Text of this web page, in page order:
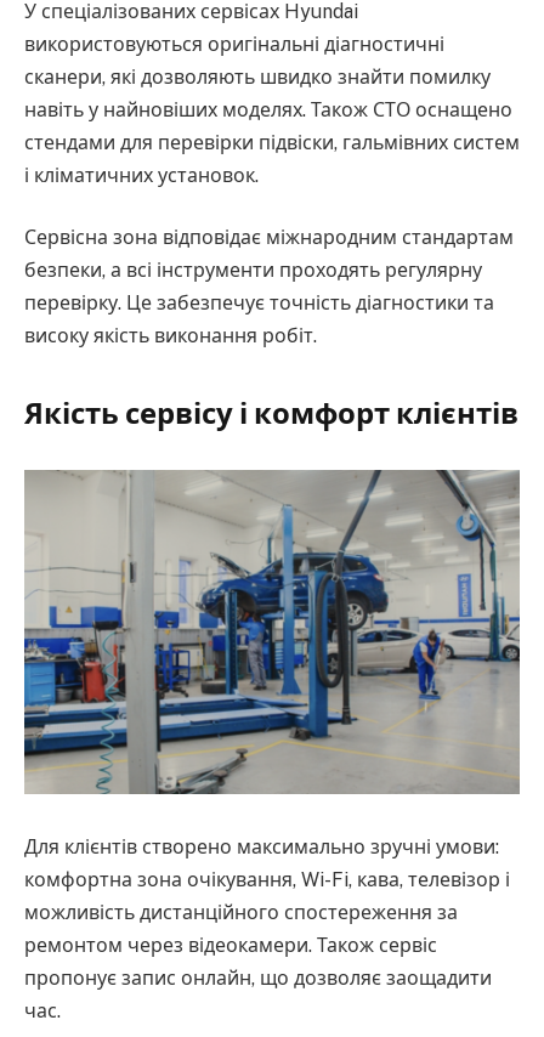
У спеціалізованих сервісах Hyundai
використовуються оригінальні діагностичні
сканери, які дозволяють швидко знайти помилку
навіть у найновіших моделях. Також СТО оснащено
стендами для перевірки підвіски, гальмівних систем
і кліматичних установок.
Сервісна зона відповідає міжнародним стандартам
безпеки, а всі інструменти проходять регулярну
перевірку. Це забезпечує точність діагностики та
високу якість виконання робіт.
Якість сервісу і комфорт клієнтів
Для клієнтів створено максимально зручні умови:
комфортна зона очікування, Wi-Fi, кава, телевізор і
можливість дистанційного спостереження за
ремонтом через відеокамери. Також сервіс
пропонує запис онлайн, що дозволяє заощадити
час.